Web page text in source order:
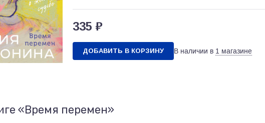
335 ₽
ДОБАВИТЬ В КОРЗИНУ В наличии в 1 магазине
«Время перемен»